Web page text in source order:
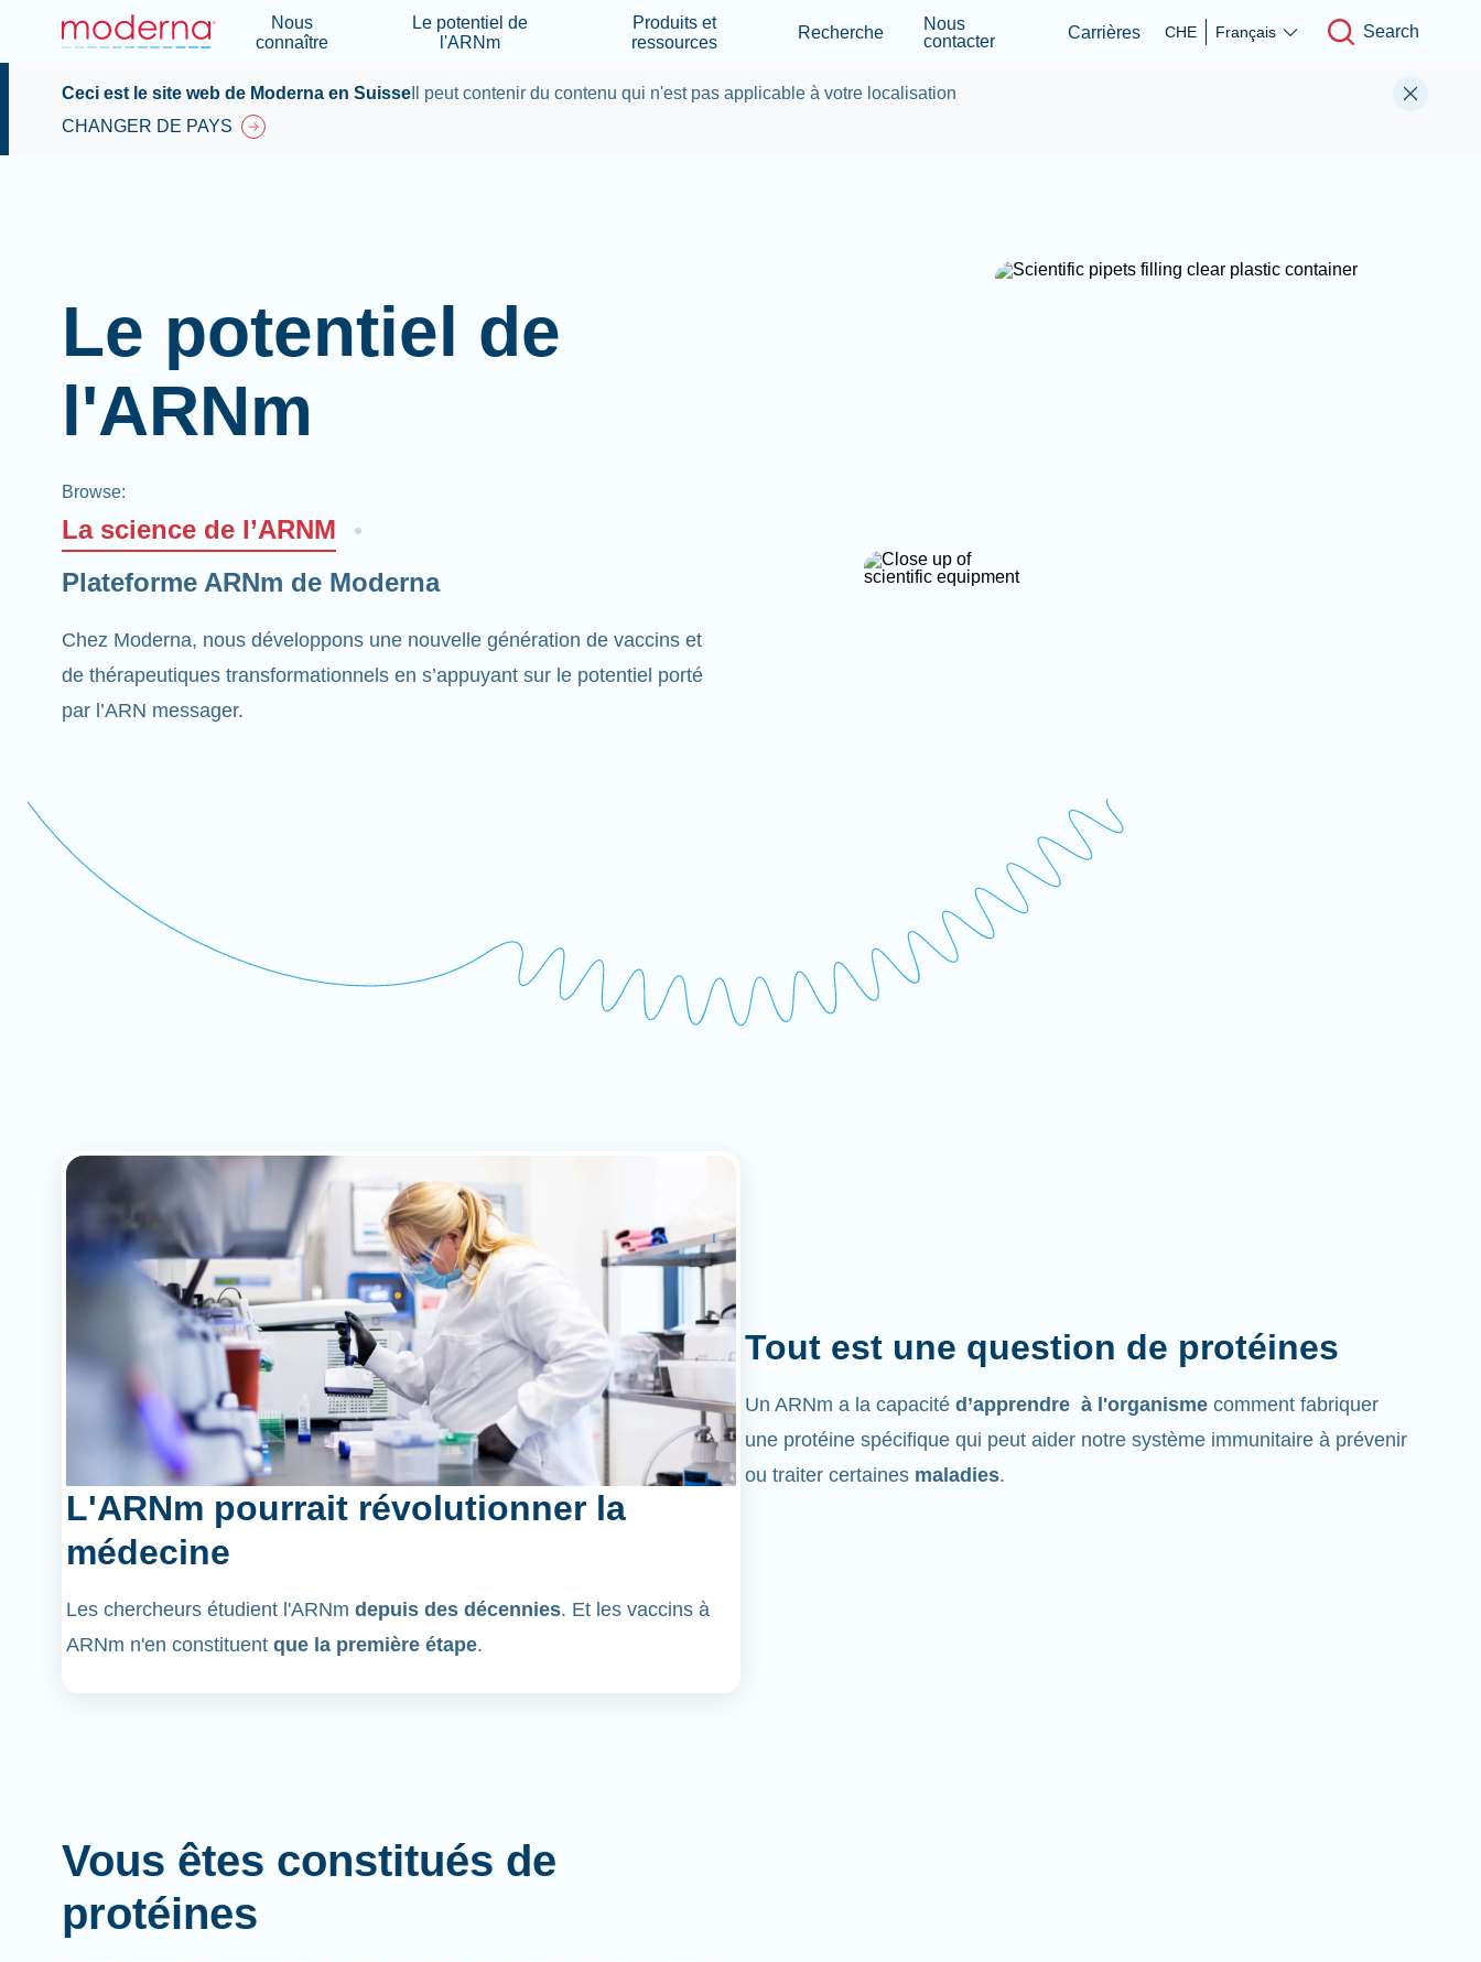
Skip to main content
Nous
connaître
Le potentiel de
l'ARNm
Produits et
ressources
Recherche
Nous
contacter
Carrières CHE Français Search
Ceci est le site web de Moderna en Suisse Il peut contenir du contenu qui n'est pas applicable à votre localisation
CHANGER DE PAYS
Le potentiel de
l'ARNm
Browse:
La science de l’ARNM
Plateforme ARNm de Moderna
Chez Moderna, nous développons une nouvelle génération de vaccins et
de thérapeutiques transformationnels en s’appuyant sur le potentiel porté
par l’ARN messager.
L'ARNm pourrait révolutionner la
médecine
Les chercheurs étudient l'ARNm depuis des décennies. Et les vaccins à
ARNm n'en constituent que la première étape.
Tout est une question de protéines
Un ARNm a la capacité d’apprendre à l'organisme comment fabriquer
une protéine spécifique qui peut aider notre système immunitaire à prévenir
ou traiter certaines maladies.
Vous êtes constitués de
protéines